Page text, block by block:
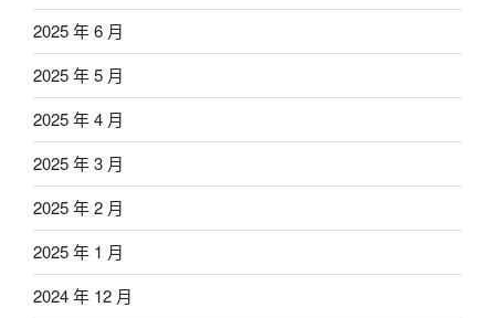
2025 年 6 月
2025 年 5 月
2025 年 4 月
2025 年 3 月
2025 年 2 月
2025 年 1 月
2024 年 12 月